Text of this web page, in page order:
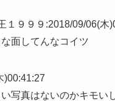
１９９９ :2018/09/06(木
面してんなコイツ
)00:41:27
写真はないのかキモい